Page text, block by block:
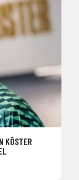
KÖSTER